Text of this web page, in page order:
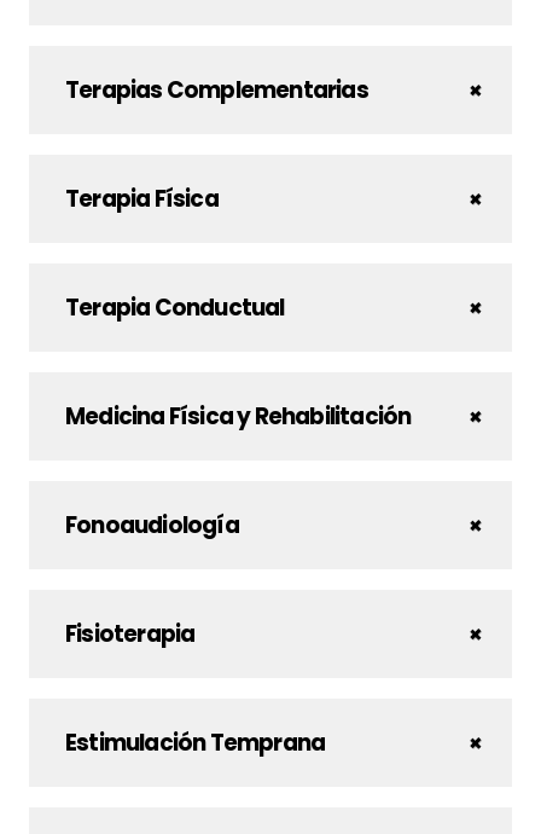
Terapias Complementarias
Terapia Física
Terapia Conductual
Medicina Física y Rehabilitación
Fonoaudiología
Fisioterapia
Estimulación Temprana